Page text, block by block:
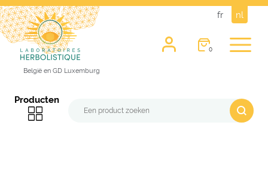
fr nl
België en GD Luxemburg
0
Producten